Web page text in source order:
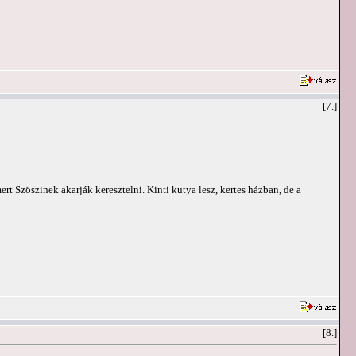
[7.]
Szöszinek akarják keresztelni. Kinti kutya lesz, kertes házban, de a
[8.]